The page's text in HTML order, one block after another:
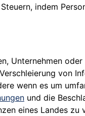
indem
Unternehmen
von
wenn es um
und die
eines Landes zu